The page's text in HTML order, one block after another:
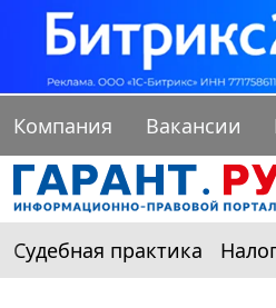
Компания Вакансии
Судебная практика